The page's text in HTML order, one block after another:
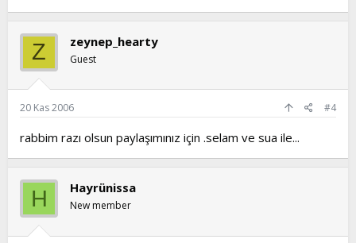
Z zeynep_hearty
Guest
20 Kas 2006 #4
rabbim razı olsun paylaşımınız için .selam ve sua ile...
H Hayrünissa
New member